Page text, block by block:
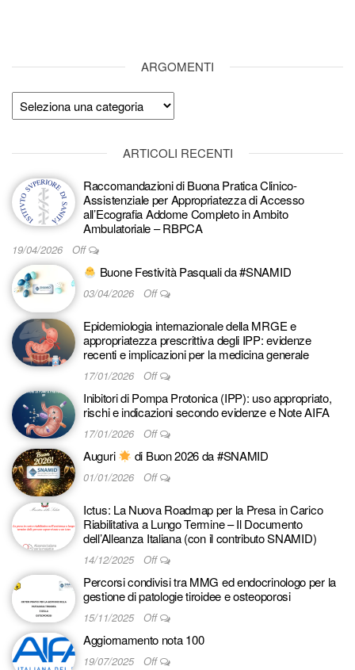
ARGOMENTI
Argomenti
ARTICOLI RECENTI
Raccomandazioni di Buona Pratica Clinico-
Assistenziale per Appropriatezza di Accesso
all’Ecografia Addome Completo in Ambito
Ambulatoriale – RBPCA
19/04/2026 Off
Buone Festività Pasquali da #SNAMID
03/04/2026 Off
Epidemiologia internazionale della MRGE e
appropriatezza prescrittiva degli IPP: evidenze
recenti e implicazioni per la medicina generale
17/01/2026 Off
Inibitori di Pompa Protonica (IPP): uso appropriato,
rischi e indicazioni secondo evidenze e Note AIFA
17/01/2026 Off
Auguri di Buon 2026 da #SNAMID
01/01/2026 Off
Ictus: La Nuova Roadmap per la Presa in Carico
Riabilitativa a Lungo Termine – Il Documento
dell’Alleanza Italiana (con il contributo SNAMID)
14/12/2025 Off
Percorsi condivisi tra MMG ed endocrinologo per la
gestione di patologie tiroidee e osteoporosi
15/11/2025 Off
Aggiornamento nota 100
19/07/2025 Off